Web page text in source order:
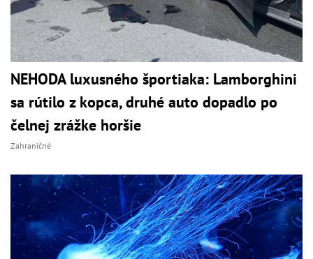
NEHODA luxusného športiaka: Lamborghini
sa rútilo z kopca, druhé auto dopadlo po
čelnej zrážke horšie
Zahraničné